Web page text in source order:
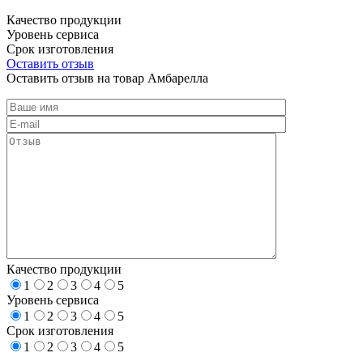
Качество продукции
Уровень сервиса
Срок изготовления
Оставить отзыв
Оставить отзыв на товар Амбарелла
Качество продукции
1
2 3 4
5
Уровень сервиса
1
2 3 4
5
Срок изготовления
1
2 3 4
5